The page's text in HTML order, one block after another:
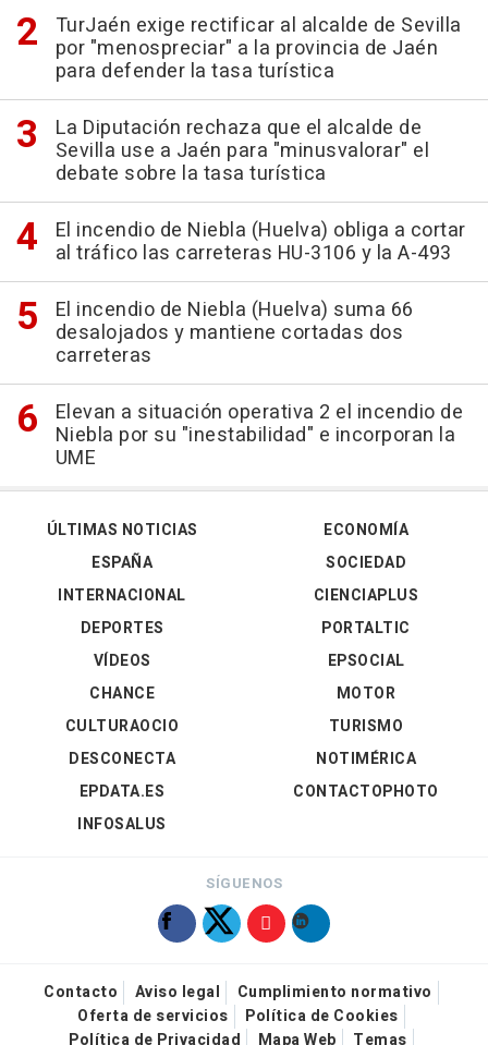
TurJaén exige rectificar al alcalde de Sevilla
por "menospreciar" a la provincia de Jaén
para defender la tasa turística
La Diputación rechaza que el alcalde de
Sevilla use a Jaén para "minusvalorar" el
debate sobre la tasa turística
El incendio de Niebla (Huelva) obliga a cortar
al tráfico las carreteras HU-3106 y la A-493
El incendio de Niebla (Huelva) suma 66
desalojados y mantiene cortadas dos
carreteras
Elevan a situación operativa 2 el incendio de
Niebla por su "inestabilidad" e incorporan la
UME
ÚLTIMAS NOTICIAS
ESPAÑA
INTERNACIONAL
DEPORTES
VÍDEOS
ECONOMÍA
SOCIEDAD
CIENCIAPLUS
PORTALTIC
EPSOCIAL
CHANCE
CULTURAOCIO
DESCONECTA
EPDATA.ES
INFOSALUS
MOTOR
TURISMO
NOTIMÉRICA
CONTACTOPHOTO
SÍGUENOS
Contacto Aviso legal
Cumplimiento normativo
Oferta de servicios
Política de Cookies
Política de Privacidad
Mapa Web Temas